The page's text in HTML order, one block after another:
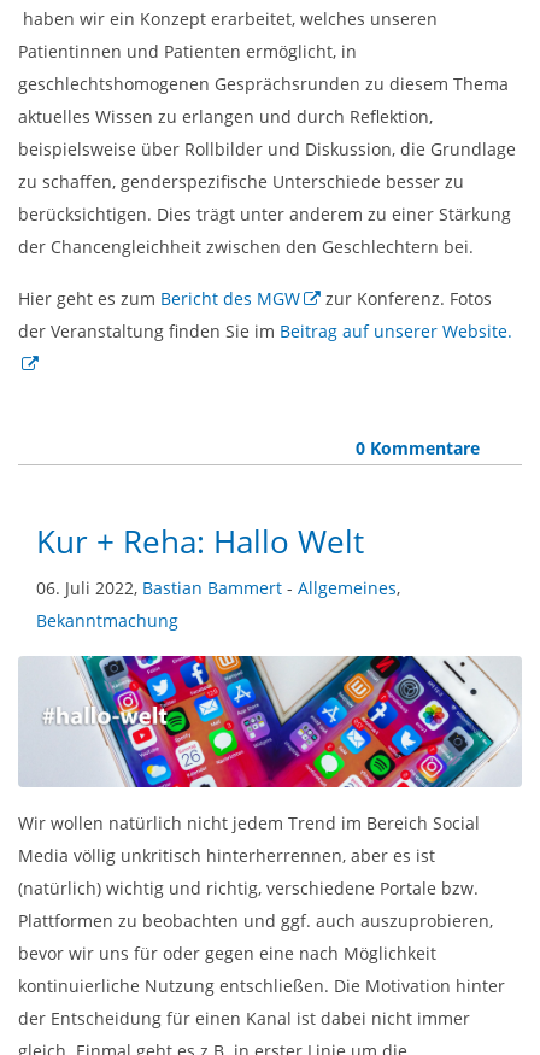
haben wir ein Konzept erarbeitet, welches unseren
Patientinnen und Patienten ermöglicht, in
geschlechtshomogenen Gesprächsrunden zu diesem Thema
aktuelles Wissen zu erlangen und durch Reflektion,
beispielsweise über Rollbilder und Diskussion, die Grundlage
zu schaffen, genderspezifische Unterschiede besser zu
berücksichtigen. Dies trägt unter anderem zu einer Stärkung
der Chancengleichheit zwischen den Geschlechtern bei.
Hier geht es zum Bericht des MGW
zur Konferenz. Fotos
der Veranstaltung finden Sie im Beitrag auf unserer Website.
0 Kommentare
Kur + Reha: Hallo Welt
06. Juli 2022, Bastian Bammert - Allgemeines,
Bekanntmachung
Wir wollen natürlich nicht jedem Trend im Bereich Social
Media völlig unkritisch hinterherrennen, aber es ist
(natürlich) wichtig und richtig, verschiedene Portale bzw.
Plattformen zu beobachten und ggf. auch auszuprobieren,
bevor wir uns für oder gegen eine nach Möglichkeit
kontinuierliche Nutzung entschließen. Die Motivation hinter
der Entscheidung für einen Kanal ist dabei nicht immer